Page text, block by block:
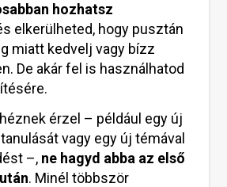
hozhatsz
elkerülheted, hogy pusztán
miatt kedvelj vagy bízz
De akár fel is használhatod
érzel – például egy új
vagy egy új témával
–, ne hagyd abba az első
. Minél többször